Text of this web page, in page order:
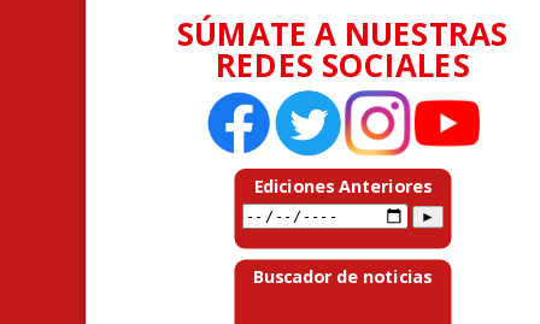
SÚMATE A NUESTRAS
REDES SOCIALES
Ediciones Anteriores
Buscador de noticias